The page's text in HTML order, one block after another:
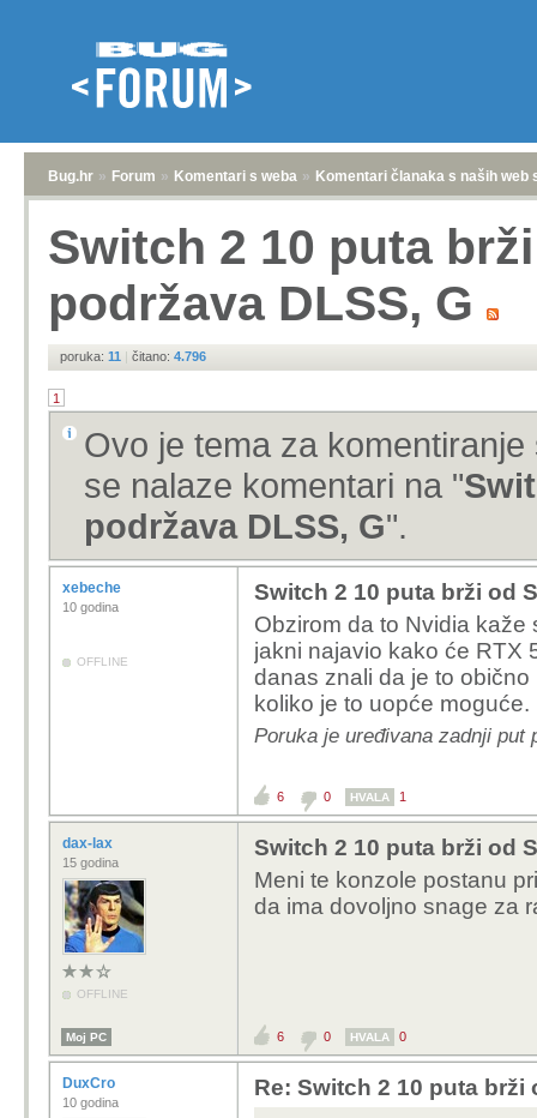
Bug.hr » Forum » Komentari s weba » Komentari članaka s naših web
Switch 2 10 puta
podržava DLSS, G
poruka: 11 | čitano: 4.796
1
Ovo je tema za
se nalaze komentari na "
podržava DLSS, G".
xebeche
10 godina
OFFLINE
Switch 2 10 puta brži od
Obzirom da to Nvidia
jakni najavio kako će RTX
danas znali da je to
koliko je to uopće moguće.
Poruka je uređivana zadnji put
6 0 HVALA 1
dax-lax
15 godina
OFFLINE
Switch 2 10 puta brži od
Meni te konzole postanu
da ima dovoljno snage za
Moj PC 6 0 HVALA 0
DuxCro
10 godina
Re: Switch 2 10 puta